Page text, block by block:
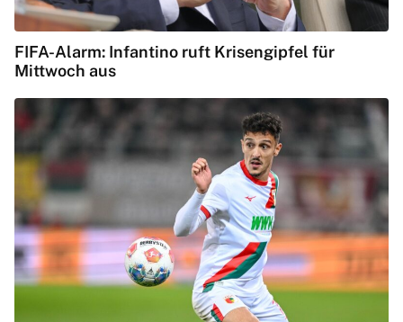
FIFA-Alarm: Infantino ruft Krisengipfel für
Mittwoch aus